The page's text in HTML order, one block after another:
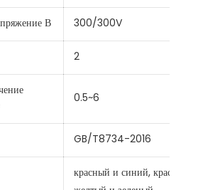
В 300/300V
2
0.5~6
GB/T8734-2016
красный и синий, красный